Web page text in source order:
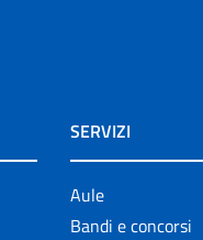
SERVIZI
Aule
Bandi e concorsi